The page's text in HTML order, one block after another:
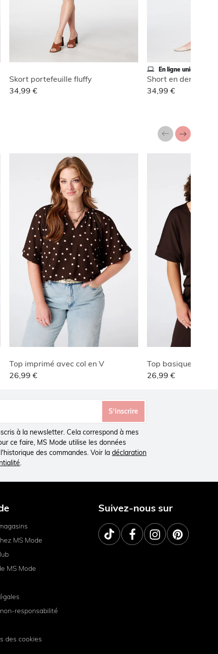
Skort portefeuille fluffy
34,99 €
En ligne uniquement
Short en denim
34,99 €
Top imprimé avec col en V
26,99 €
Top basique à
26,99 €
S’inscrire
à la newsletter. Cela correspond à mes
ce faire, MS Mode utilise les données
des commandes. Voir la déclaration
.
MS Mode
MS Mode
responsabilité
des cookies
Suivez-nous sur